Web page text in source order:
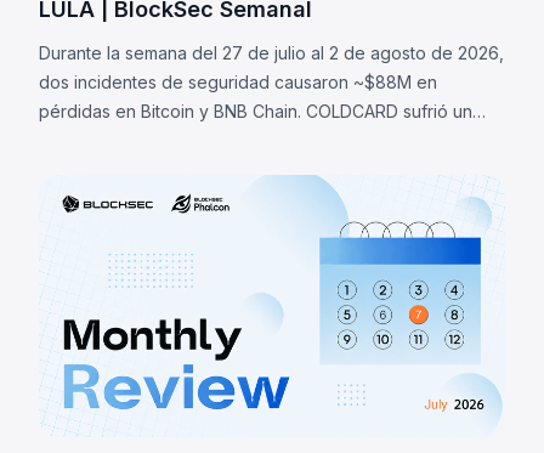
LULA | BlockSec Semanal
Durante la semana del 27 de julio al 2 de agosto de 2026,
dos incidentes de seguridad causaron ~$88M en
pérdidas en Bitcoin y BNB Chain. COLDCARD sufrió un
seeds y robar ~1,370 BTC (~$88M). LULA perdió ~$578K
por una falla lógica.